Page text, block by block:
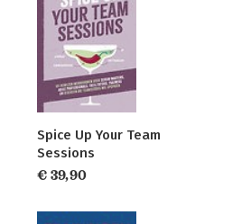
Spice Up Your Team
Sessions
€ 39,90